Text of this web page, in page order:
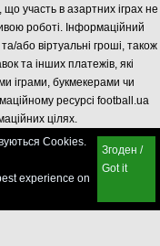
участь в азартних іграх не
роботі. Інформаційний
або віртуальні гроші, також
та інших платежів, які
іграми, букмекерами чи
ресурсі football.ua
цілях.
Cookies.
experience on
Згоден /
Got it